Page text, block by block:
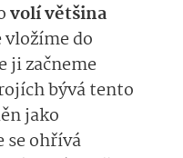
volí většina
vložíme do
ji začneme
bývá tento
jako
se ohřívá